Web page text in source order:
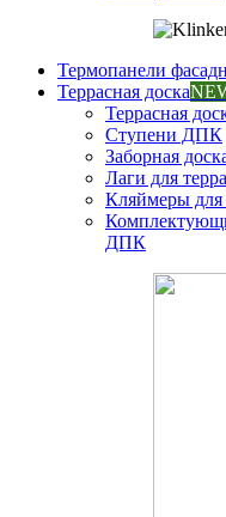
Термопанели
Террасная доска
Террасная
Ступени ДПК
Заборная
Лаги для
Кляймеры для
ДПК